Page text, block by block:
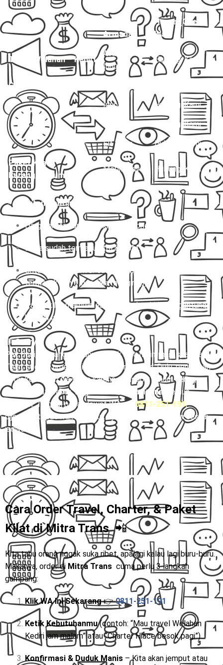
Layanan
Jenis
Armada
Harga (One
Way)
Travel Welahan – Kediri
Avanza /
Innova
Hubungi Kami
Charter Mobil Drop Off
Innova Hubungi Kami
Hiace Hubungi Kami
Elf Long Hubungi Kami
Paket Kilat
Barang/Dokumen
Mobil Travel Hubungi Kami
📌 Catatan Penting:
Harga di atas untuk sekali jalan (one way).
Biaya sudah termasuk tol & BBM.
Untuk charter, driver sudah termasuk, tapi belum
termasuk biaya inap (jika menginap).
Paket kilat memiliki estimasi waktu kirim tergantung
kondisi lalu lintas.
💬Story:
Pak Budi, seorang pebisnis, nggak bisa main-main soal waktu.
Telat sedikit, urusan bisnis bisa berantakan. Dulu, perjalanan
antar kota bikin dia stres karena transport umum sering
nggak tepat waktu. Begitu coba
Mitra Trans
, semua
berubah. Tinggal pesan lewat WA 👉 0811-251-191,
dijemput tepat waktu, duduk nyaman, sampai tujuan sesuai
jadwal.
Cara Order Travel, Charter, & Paket
Kilat diMitra Trans📲
Kita tahu orang nggak suka ribet, apalagi kalau lagi buru-buru.
Makanya, order di Mitra Trans cuma perlu 3 langkah
gampang:
Klik WA Ini Sekarang👉0811-251-191
Ketik Kebutuhanmu(contoh: “Mau travel Welahan
Kediri jam malam” atau “Charter Hiace besok pagi”)
Konfirmasi & Duduk Manis – Kita akan jemput atau